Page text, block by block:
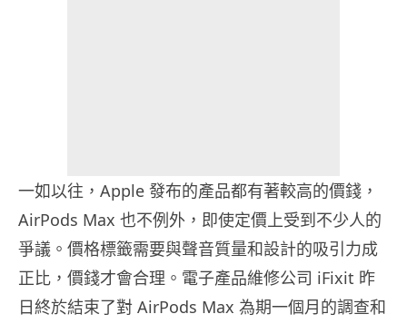
一如以往，Apple 發布的產品都有著較高的價錢，
AirPods Max 也不例外，即使定價上受到不少人的
爭議。價格標籤需要與聲音質量和設計的吸引力成
正比，價錢才會合理。電子產品維修公司 iFixit 昨
日終於結束了對 AirPods Max 為期一個月的調查和